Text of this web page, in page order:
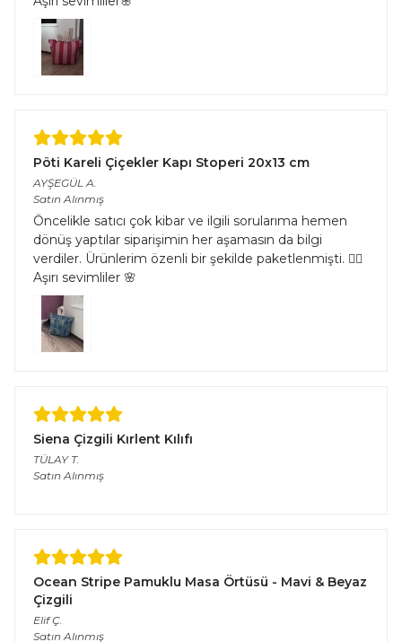
Pöti Kareli Çiçekler Kapı Stoperi 20x13 cm
AYŞEGÜL A.
Satın Alınmış
Öncelikle satıcı çok kibar ve ilgili sorularıma hemen
dönüş yaptılar siparişimin her aşamasın da bilgi
verdiler. Ürünlerim özenli bir şekilde paketlenmişti. 👌🏻
Aşırı sevimliler 🌸
Siena Çizgili Kırlent Kılıfı
TÜLAY T.
Satın Alınmış
Ocean Stripe Pamuklu Masa Örtüsü - Mavi & Beyaz
Çizgili
Elif Ç.
Satın Alınmış